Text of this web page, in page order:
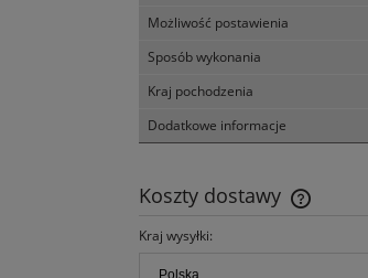
Możliwość postawienia
Sposób wykonania
Kraj pochodzenia
Dodatkowe informacje
Koszty dostawy
Kraj wysyłki: